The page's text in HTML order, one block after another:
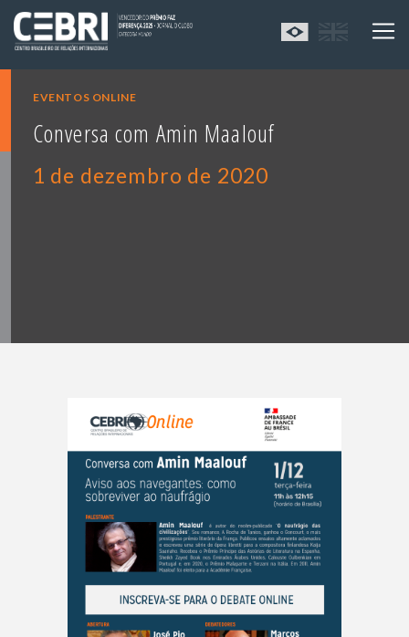
EVENTOS ONLINE
Conversa com Amin Maalouf
1 de dezembro de 2020